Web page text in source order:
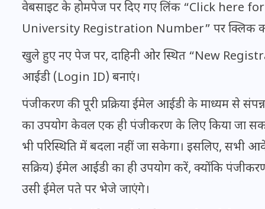
वेबसाइट के होमपेज पर दिए गए लिंक “Click here
University Registration Number” पर क्लिक
खुले हुए नए पेज पर, दाहिनी ओर स्थित “New
आईडी (Login ID) बनाएं।
पंजीकरण की पूरी प्रक्रिया ईमेल आईडी के माध्यम से
का उपयोग केवल एक ही पंजीकरण के लिए किया जा
भी परिस्थिति में बदला नहीं जा सकेगा। इसलिए, सभी
सक्रिय) ईमेल आईडी का ही उपयोग करें, क्योंकि
उसी ईमेल पते पर भेजे जाएंगे।
जिस कमरे में बिना बिजली-पंखे
के बीते 4 साल, उसे देख भावुक
तपकर बना सोना